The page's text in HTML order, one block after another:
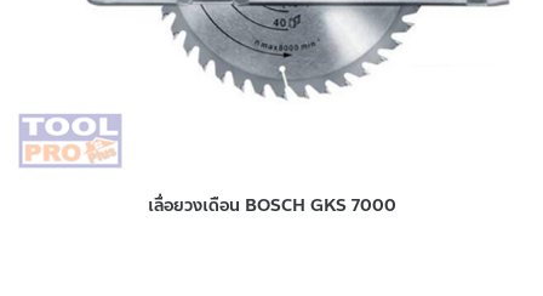
เลื่อยวงเดือน BOSCH GKS 7000